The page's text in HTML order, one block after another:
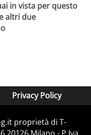
in vista per questo
altri due
Privacy Policy
proprietà di T-